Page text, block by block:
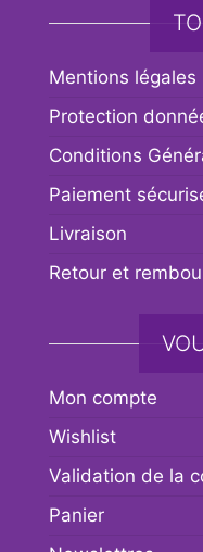
Mentions légales
Protection
Conditions
Paiement
Livraison
Retour et
Mon compte
Wishlist
Validation de la
Panier